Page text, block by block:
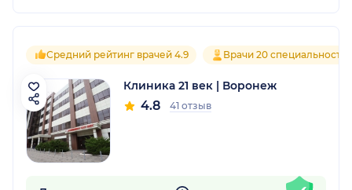
Средний рейтинг врачей 4.9 Врачи 20
Клиника 21 век | Воронеж
4.8 41 отзыв